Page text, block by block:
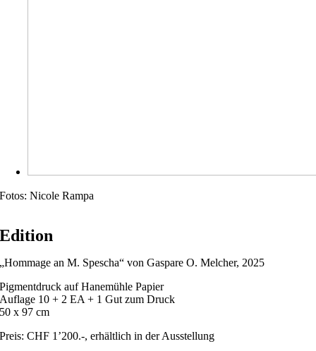
Fotos: Nicole Rampa
Edition
„Hommage an M. Spescha“ von Gaspare O. Melcher, 2025
Pigmentdruck auf Hanemühle Papier
Auflage 10 + 2 EA + 1 Gut zum Druck
50 x 97 cm
Preis: CHF 1’200.-, erhältlich in der Ausstellung